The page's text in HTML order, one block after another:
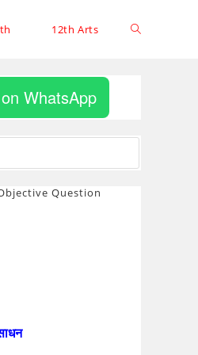
12th Arts
WhatsApp
Question